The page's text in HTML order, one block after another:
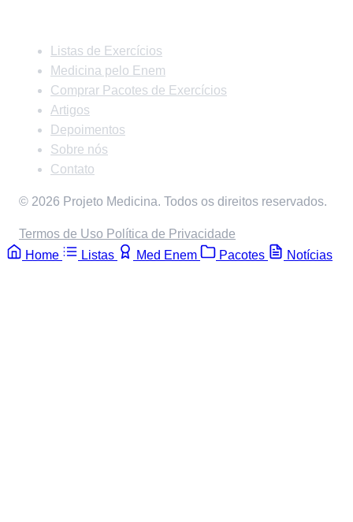
Listas de Exercícios
Medicina pelo Enem
Comprar Pacotes de Exercícios
Artigos
Depoimentos
Sobre nós
Contato
© 2026 Projeto Medicina. Todos os direitos reservados.
Termos de Uso Política de Privacidade
Home
Listas Med Enem Pacotes Notícias